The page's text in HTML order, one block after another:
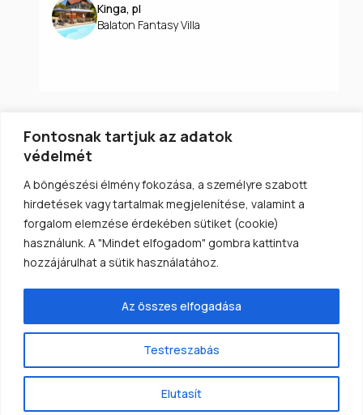
Fontosnak tartjuk az adatok
védelmét
A böngészési élmény fokozása, a személyre szabott
hirdetések vagy tartalmak megjelenítése, valamint a
forgalom elemzése érdekében sütiket (cookie)
használunk. A "Mindet elfogadom" gombra kattintva
hozzájárulhat a sütik használatához.
Testreszabás
Elutasít
Az összes elfogadása
Kinga, pl
Balaton Fantasy Villa
Szálláshelyeink
Üzemeltetés
Minősítés
2023 Chianti Apartments. All right reserved.
Adatkezelési nyilatkozat